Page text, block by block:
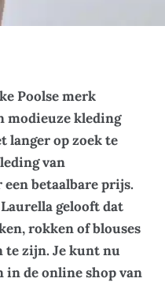
Poolse merk
modieuze kleding
langer op zoek te
van
betaalbare prijs.
gelooft dat
rokken of blouses
te zijn. Je kunt nu
in de online shop van